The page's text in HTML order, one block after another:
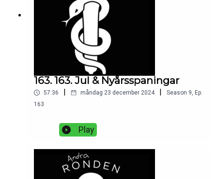
163. 163. Jul & Nyårsspaningar
57:36 måndag 23 december 2024 Season 9, Ep.
163
Play